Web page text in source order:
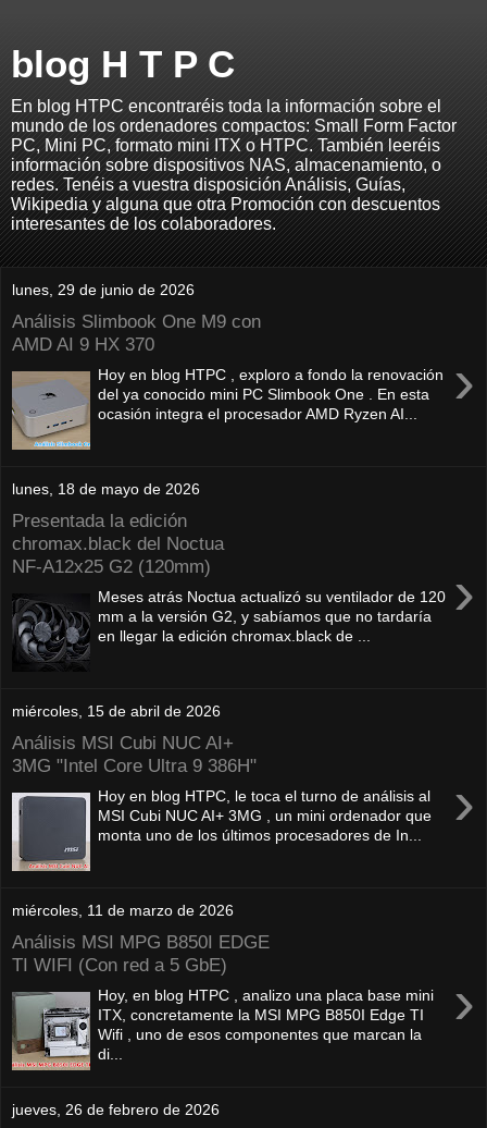
blog H T P C
En blog HTPC encontraréis toda la información sobre el
mundo de los ordenadores compactos: Small Form Factor
PC, Mini PC, formato mini ITX o HTPC. También leeréis
información sobre dispositivos NAS, almacenamiento, o
redes. Tenéis a vuestra disposición Análisis, Guías,
Wikipedia y alguna que otra Promoción con descuentos
interesantes de los colaboradores.
lunes, 29 de junio de 2026
Análisis Slimbook One M9 con
AMD AI 9 HX 370
›
Hoy en blog HTPC , exploro a fondo la renovación
del ya conocido mini PC Slimbook One . En esta
ocasión integra el procesador AMD Ryzen AI...
lunes, 18 de mayo de 2026
Presentada la edición
chromax.black del Noctua
NF‑A12x25 G2 (120mm)
›
Meses atrás Noctua actualizó su ventilador de 120
mm a la versión G2, y sabíamos que no tardaría
en llegar la edición chromax.black de ...
miércoles, 15 de abril de 2026
Análisis MSI Cubi NUC AI+
3MG "Intel Core Ultra 9 386H"
›
Hoy en blog HTPC, le toca el turno de análisis al
MSI Cubi NUC AI+ 3MG , un mini ordenador que
monta uno de los últimos procesadores de In...
miércoles, 11 de marzo de 2026
Análisis MSI MPG B850I EDGE
TI WIFI (Con red a 5 GbE)
›
Hoy, en blog HTPC , analizo una placa base mini
ITX, concretamente la MSI MPG B850I Edge TI
Wifi , uno de esos componentes que marcan la
di...
jueves, 26 de febrero de 2026